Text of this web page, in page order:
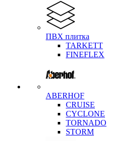
ПВХ плитка
TARKETT
FINEFLEX
ABERHOF
CRUISE
CYCLONE
TORNADO
STORM